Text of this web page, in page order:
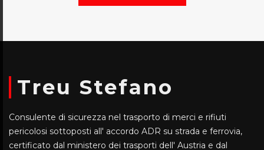
Treu Stefano
Consulente di sicurezza nel trasporto di merci e rifiuti
pericolosi sottoposti all' accordo ADR su strada e ferrovia,
certificato dal ministero dei trasporti dell' Austria e dal